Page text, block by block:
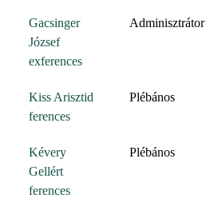
Gacsinger
József
exferences
Adminisztrátor
Kiss Arisztid
ferences
Plébános
Kévery
Gellért
ferences
Plébános